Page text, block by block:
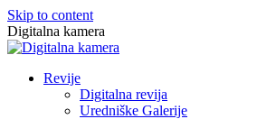
Skip to content
Digitalna kamera
Revije
Digitalna revija
Uredniške Galerije